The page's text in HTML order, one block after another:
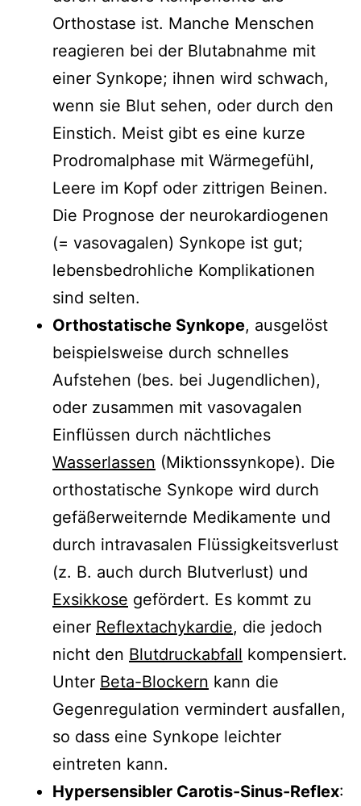
Orthostase ist. Manche Menschen
reagieren bei der Blutabnahme mit
einer Synkope; ihnen wird schwach,
wenn sie Blut sehen, oder durch den
Einstich. Meist gibt es eine kurze
Prodromalphase mit Wärmegefühl,
Leere im Kopf oder zittrigen Beinen.
Die Prognose der neurokardiogenen
(= vasovagalen) Synkope ist gut;
lebensbedrohliche Komplikationen
sind selten.
Orthostatische Synkope, ausgelöst
beispielsweise durch schnelles
Aufstehen (bes. bei Jugendlichen),
oder zusammen mit vasovagalen
Einflüssen durch nächtliches
Wasserlassen (Miktionssynkope). Die
orthostatische Synkope wird durch
gefäßerweiternde Medikamente und
durch intravasalen Flüssigkeitsverlust
(z. B. auch durch Blutverlust) und
Exsikkose gefördert. Es kommt zu
einer Reflextachykardie, die jedoch
nicht den Blutdruckabfall kompensiert.
Unter Beta-Blockern kann die
Gegenregulation vermindert ausfallen,
so dass eine Synkope leichter
eintreten kann.
Hypersensibler Carotis-Sinus-Reflex: